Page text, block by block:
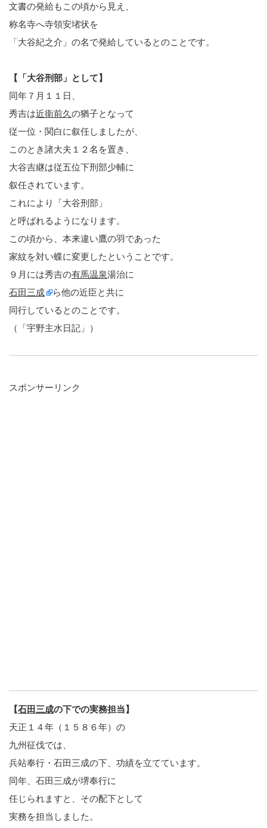
文書の発給もこの頃から見え、
称名寺へ寺領安堵状を
「大谷紀之介」の名で発給しているとのことです。
【「大谷刑部」として】
同年７月１１日、
秀吉は近衛前久 の猶子となって
従一位・関白に叙任しましたが、
このとき諸大夫１２名を置き、
大谷吉継は従五位下刑部少輔に
叙任されています。
これにより「大谷刑部」
と呼ばれるようになります。
この頃から、本来違い鷹の羽であった
家紋を対い蝶に変更したということです。
９月には秀吉の有馬温泉湯治に
石田三成
ら他の近臣と共に
同行しているとのことです。
（「宇野主水日記」）
スポンサーリンク
【石田三成の下での実務担当】
天正１４年（１５８６年）の
九州征伐では、
兵站奉行・石田三成の下、功績を立てています。
同年、石田三成が堺奉行に
任じられますと、その配下として
実務を担当しました。